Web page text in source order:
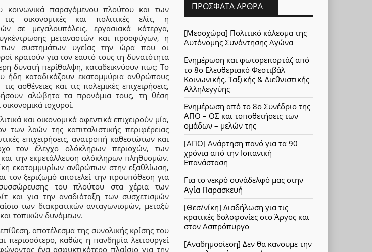
κοινωνικά παραγόμενου πλούτου και των
οικονομικές και πολιτικές ελίτ, η
σε μεγαλουπόλεις, εργασιακά κάτεργα,
μεταναστών και προσφύγων, η
των συστημάτων υγείας την ώρα που οι
κρατούν για τον εαυτό τους τη δυνατότητα
δυνατή περίθαλψη, καταδεικνύουν πως: Το
ήδη καταδικάζουν εκατομμύρια ανθρώπους
ασθένειες και τις πολεμικές επιχειρήσεις,
αλώβητα τα προνόμια τους, τη θέση
ισχυροί.
και οικονομικά αφεντικά επιχειρούν μία,
των λαών της καπιταλιστικής περιφέρειας
επιχειρήσεις, ανατροπή καθεστώτων και
τον έλεγχο ολόκληρων περιοχών, των
την εκμετάλλευση ολόκληρων πληθυσμών.
εκατομμυρίων ανθρώπων στην εξαθλίωση,
τον ξεριζωμό αποτελεί την προϋπόθεση για
του πλούτου στα χέρια των
και για την αναδιάταξη των συσχετισμών
των διακρατικών ανταγωνισμών, μεταξύ
τοπικών δυνάμεων.
αποτέλεσμα της συνολικής κρίσης του
περισσότερο, καθώς η πανδημία λειτουργεί
ένα ασφυκτικότερο πλαίσιο για την
ΠΡΌΣΦΑΤΑ ΆΡΘΡΑ
[Μεσοχώρα] Πολιτικό κάλεσμα της
Αυτόνομης Συνάντησης Αγώνα
Ενημέρωση και φωτορεπορτάζ από
το 8ο Ελευθεριακό Φεστιβάλ
Κοινωνικής, Ταξικής & Διεθνιστικής
Αλληλεγγύης
Ενημέρωση από το 8ο Συνέδριο της
ΑΠΟ – ΟΣ και τοποθετήσεις των
ομάδων – μελών της
[ΑΠΟ] Ανάρτηση πανό για τα 90
χρόνια από την Ισπανική
Επανάσταση
Για το νεκρό συνάδελφό μας στην
Αγία Παρασκευή
[Θεσ/νίκη] Διαδήλωση για τις
κρατικές δολοφονίες στο Άργος και
στον Ασπρόπυργο
[Αναδημοσίεση] Δεν θα κανουμε την